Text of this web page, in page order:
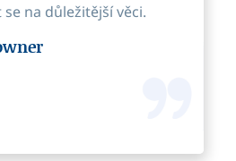
na důležitější věci.
but also I can